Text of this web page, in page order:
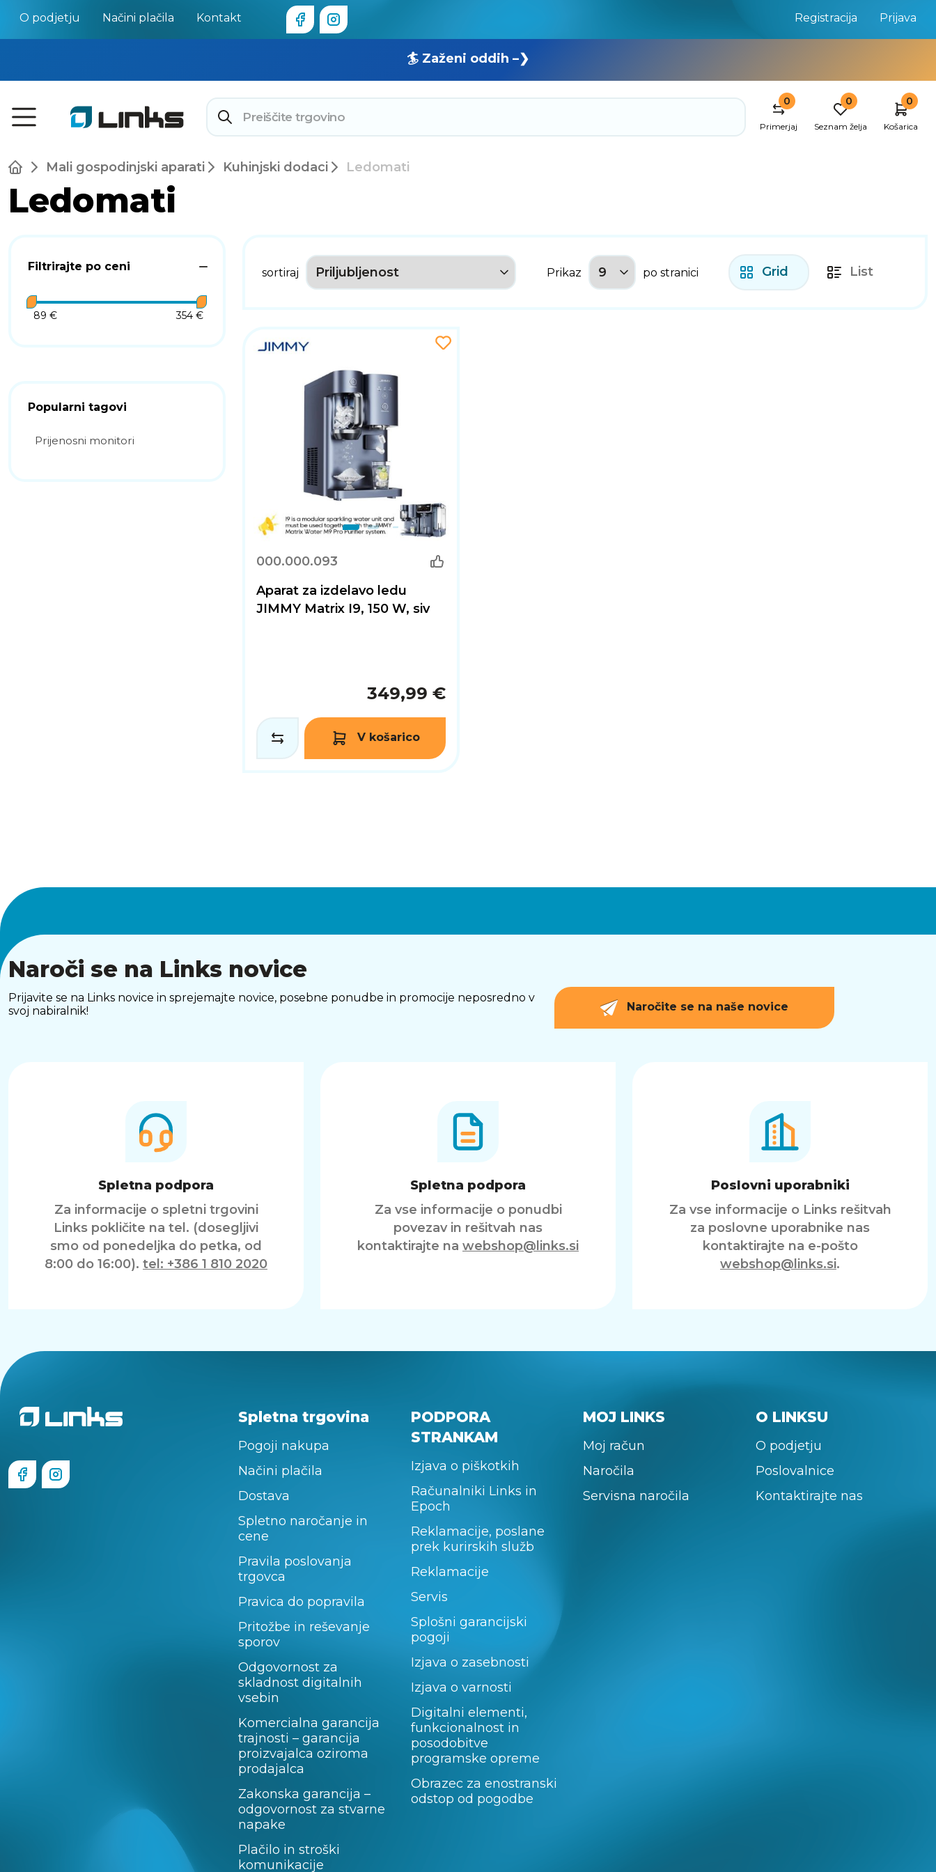
O podjetju Načini plačila Kontakt Registracija Prijava
🏄 Zaženi oddih –❯
0
Primerjaj
0
Seznam želja
0
Košarica
Mali gospodinjski aparati Kuhinjski dodaci Ledomati
Ledomati
Filtrirajte po ceni
89 € 354 €
Popularni tagovi
Prijenosni monitori
sortiraj Prikaz po stranici Grid List
000.000.093
Aparat za izdelavo ledu
JIMMY Matrix I9, 150 W, siv
349,99 €
V košarico
Naroči se na Links novice
Prijavite se na Links novice in sprejemajte novice, posebne ponudbe in promocije neposredno v
svoj nabiralnik!
Naročite se na naše novice
Spletna podpora
Za informacije o spletni trgovini
Links pokličite na tel. (dosegljivi
smo od ponedeljka do petka, od
8:00 do 16:00). tel: +386 1 810 2020
Spletna podpora
Za vse informacije o ponudbi
povezav in rešitvah nas
kontaktirajte na webshop@links.si
Poslovni uporabniki
Za vse informacije o Links rešitvah
za poslovne uporabnike nas
kontaktirajte na e-pošto
webshop@links.si.
Spletna trgovina
Pogoji nakupa
Načini plačila
Dostava
Spletno naročanje in
cene
Pravila poslovanja
trgovca
Pravica do popravila
Pritožbe in reševanje
sporov
Odgovornost za
skladnost digitalnih
vsebin
Komercialna garancija
trajnosti – garancija
proizvajalca oziroma
prodajalca
Zakonska garancija –
odgovornost za stvarne
napake
Plačilo in stroški
komunikacije
PODPORA
STRANKAM
Izjava o piškotkih
Računalniki Links in
Epoch
Reklamacije, poslane
prek kurirskih služb
Reklamacije
Servis
Splošni garancijski
pogoji
Izjava o zasebnosti
Izjava o varnosti
Digitalni elementi,
funkcionalnost in
posodobitve
programske opreme
Obrazec za enostranski
odstop od pogodbe
MOJ LINKS
Moj račun
Naročila
Servisna naročila
O LINKSU
O podjetju
Poslovalnice
Kontaktirajte nas